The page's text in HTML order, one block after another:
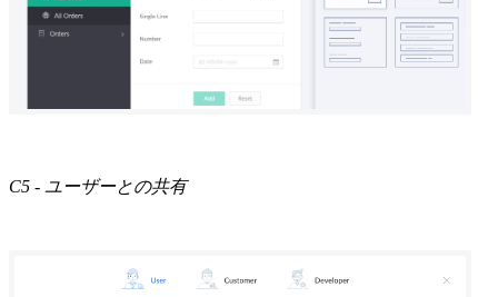
C5 - ユーザーとの共有